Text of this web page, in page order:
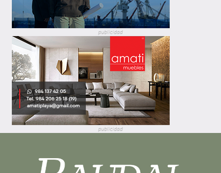
publicidad
publicidad